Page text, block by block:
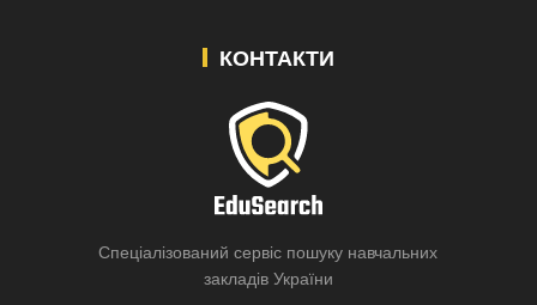
КОНТАКТИ
Спеціалізований сервіс пошуку навчальних
закладів України